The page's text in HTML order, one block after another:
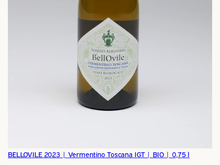
BELLOVILE 2023 | Vermentino Toscana IGT | BIO | 0,75 l